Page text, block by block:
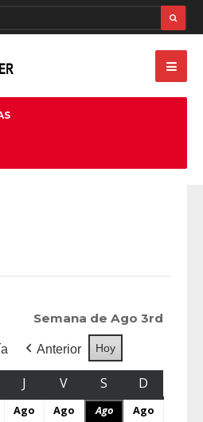
Semana de Ago 3rd
Anterior Hoy
J V S D
Ago
Ago
Ago
Ago